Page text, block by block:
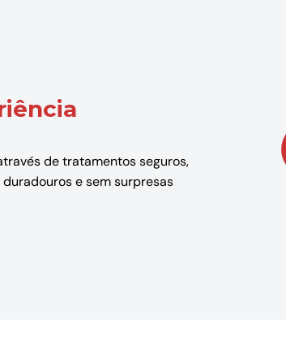
de tratamentos seguros,
e sem surpresas